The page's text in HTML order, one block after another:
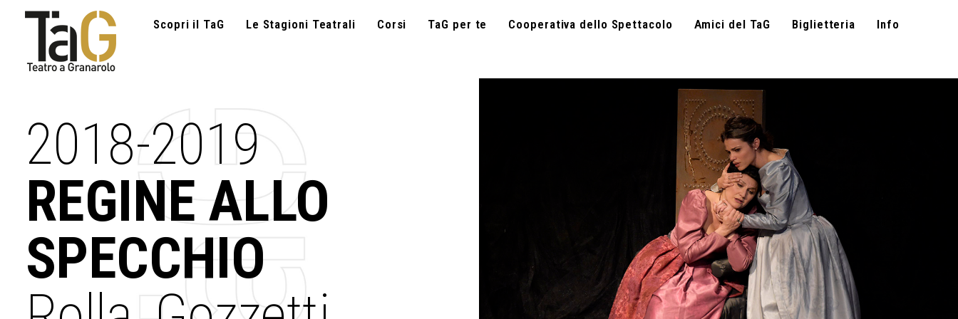
Scopri il TaG Le Stagioni Teatrali Corsi TaG per te Cooperativa dello Spettacolo Amici del TaG Biglietteria Info
2018-2019
REGINE ALLO
SPECCHIO